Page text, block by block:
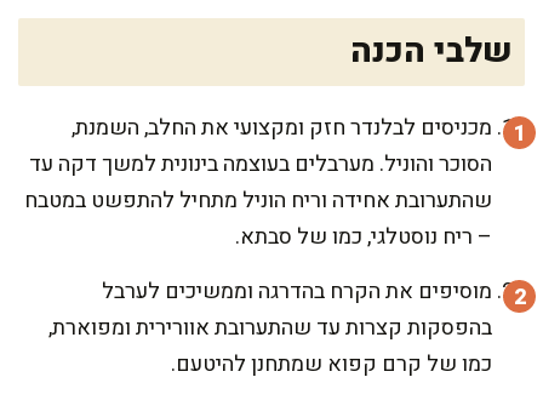
שלבי הכנה
מכניסים לבלנדר חזק ומקצועי את החלב, השמנת,
הסוכר והוניל. מערבלים בעוצמה בינונית למשך דקה עד
שהתערובת אחידה וריח הוניל מתחיל להתפשט במטבח
– ריח נוסטלגי, כמו של סבתא.
מוסיפים את הקרח בהדרגה וממשיכים לערבל
בהפסקות קצרות עד שהתערובת אוורירית ומפוארת,
כמו של קרם קפוא שמתחנן להיטעם.